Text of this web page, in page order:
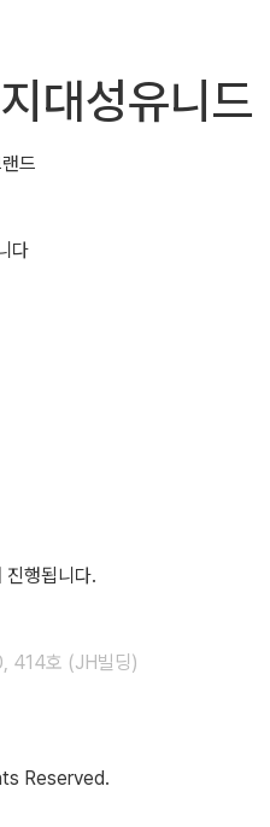
대성유니드
드
다
진행됩니다.
414호 (JH빌딩)
Reserved.